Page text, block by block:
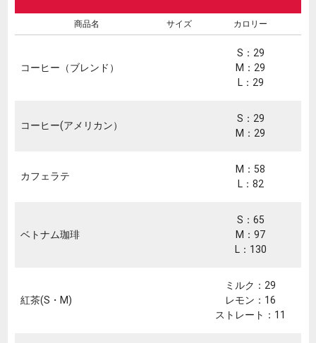
商品名 サイズ カロリー
コーヒー（ブレンド）
S：29
M：29
L：29
コーヒー(アメリカン）
S：29
M：29
カフェラテ
M：58
L：82
ベトナム珈琲
S：65
M：97
L：130
紅茶(S・M)
ミルク：29
レモン：16
ストレート：11